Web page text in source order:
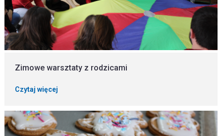
Zimowe warsztaty z rodzicami
Czytaj więcej